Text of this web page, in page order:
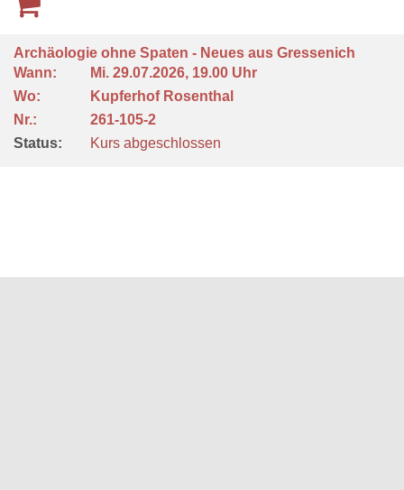
Archäologie ohne Spaten - Neues aus Gressenich
Wann:
Mi. 29.07.2026, 19.00 Uhr
Wo:
Kupferhof Rosenthal
Nr.:
261-105-2
Status:
Kurs abgeschlossen